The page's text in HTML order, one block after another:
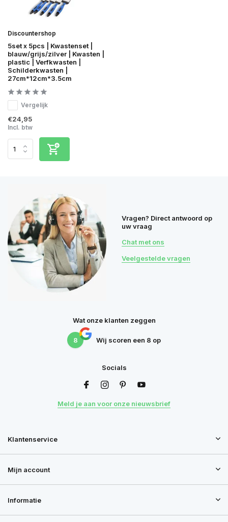
Discountershop
5set x 5pcs | Kwastenset |
blauw/grijs/zilver | Kwasten |
plastic | Verfkwasten |
Schilderkwasten |
27cm*12cm*3.5cm
Vergelijk
€24,95
Incl. btw
Vragen? Direct antwoord op
uw vraag
Chat met ons
Veelgestelde vragen
Wat onze klanten zeggen
8 Wij scoren een 8 op
Socials
Meld je aan voor onze nieuwsbrief
Klantenservice
Mijn account
Informatie